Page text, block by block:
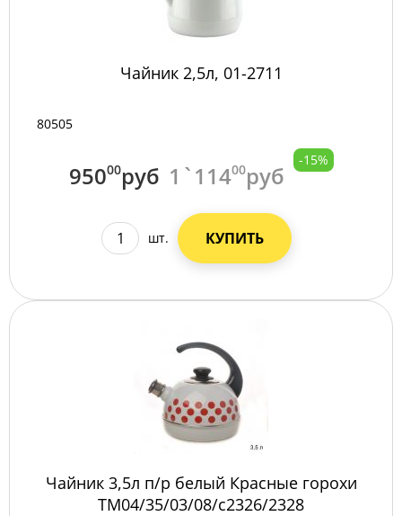
Чайник 2,5л, 01-2711
80505
95000руб 1`11400руб
-15%
шт. КУПИТЬ
Чайник 3,5л п/р белый Красные горохи
ТМ04/35/03/08/с2326/2328